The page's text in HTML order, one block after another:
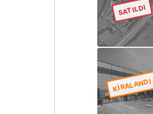
SATILDI
KİRALANDI